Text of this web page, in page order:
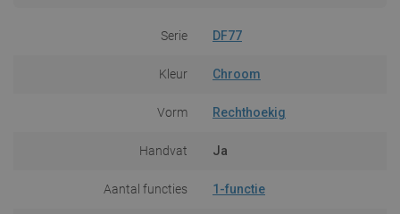
Serie DF77
Kleur Chroom
Vorm Rechthoekig
Handvat Ja
Aantal functies 1-functie